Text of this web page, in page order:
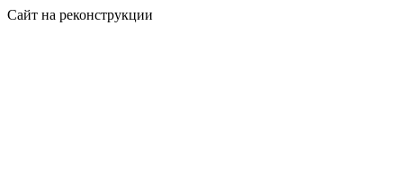
Сайт на реконструкции